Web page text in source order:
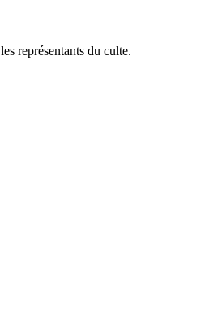
représentants du culte.